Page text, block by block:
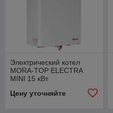
Электрический котел
MORA-TOP ELECTRA
MINI 15 кВт
Цену уточняйте